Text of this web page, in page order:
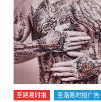
圣路易时报 圣路易时报广告